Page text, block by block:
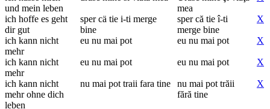
und mein leben
mea
ich hoffe es geht
dir gut
sper cä tie i-ti merge
bine
sper că tie î-ti
merge bine
X
ich kann nicht
mehr
eu nu mai pot eu nu mai pot X
ich kann nicht
mehr
eu nu mai pot eu nu mai pot X
ich kann nicht
mehr ohne dich
leben
nu mai pot traii fara tine
nu mai pot trăii
fără tine
X